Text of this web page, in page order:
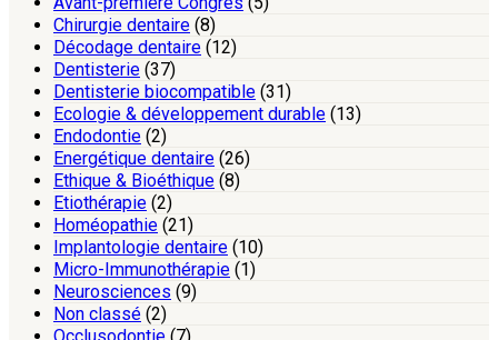
Chirurgie dentaire (8)
Décodage dentaire (12)
Dentisterie (37)
Dentisterie biocompatible (31)
Ecologie & développement durable (13)
Endodontie (2)
Energétique dentaire (26)
Ethique & Bioéthique (8)
Etiothérapie (2)
Homéopathie (21)
Implantologie dentaire (10)
Micro-Immunothérapie (1)
Neurosciences (9)
Non classé (2)
Occlusodontie (7)